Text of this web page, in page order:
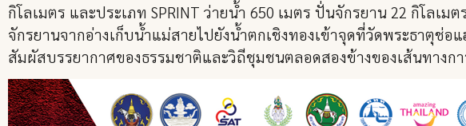
กิโลเมตร และประเภท SPRINT ว่ายน้ำ 650 เมตร ปั่นจักรยาน 22 กิโลเ
จักรยานจากอ่างเก็บน้ำแม่สายไปยังน้ำตกเชิงทองเข้าจุดที่วัดพระธาตุช่
สัมผัสบรรยากาศของธรรมชาติและวิถีชุมชนตลอดสองข้างของเส้นทางก